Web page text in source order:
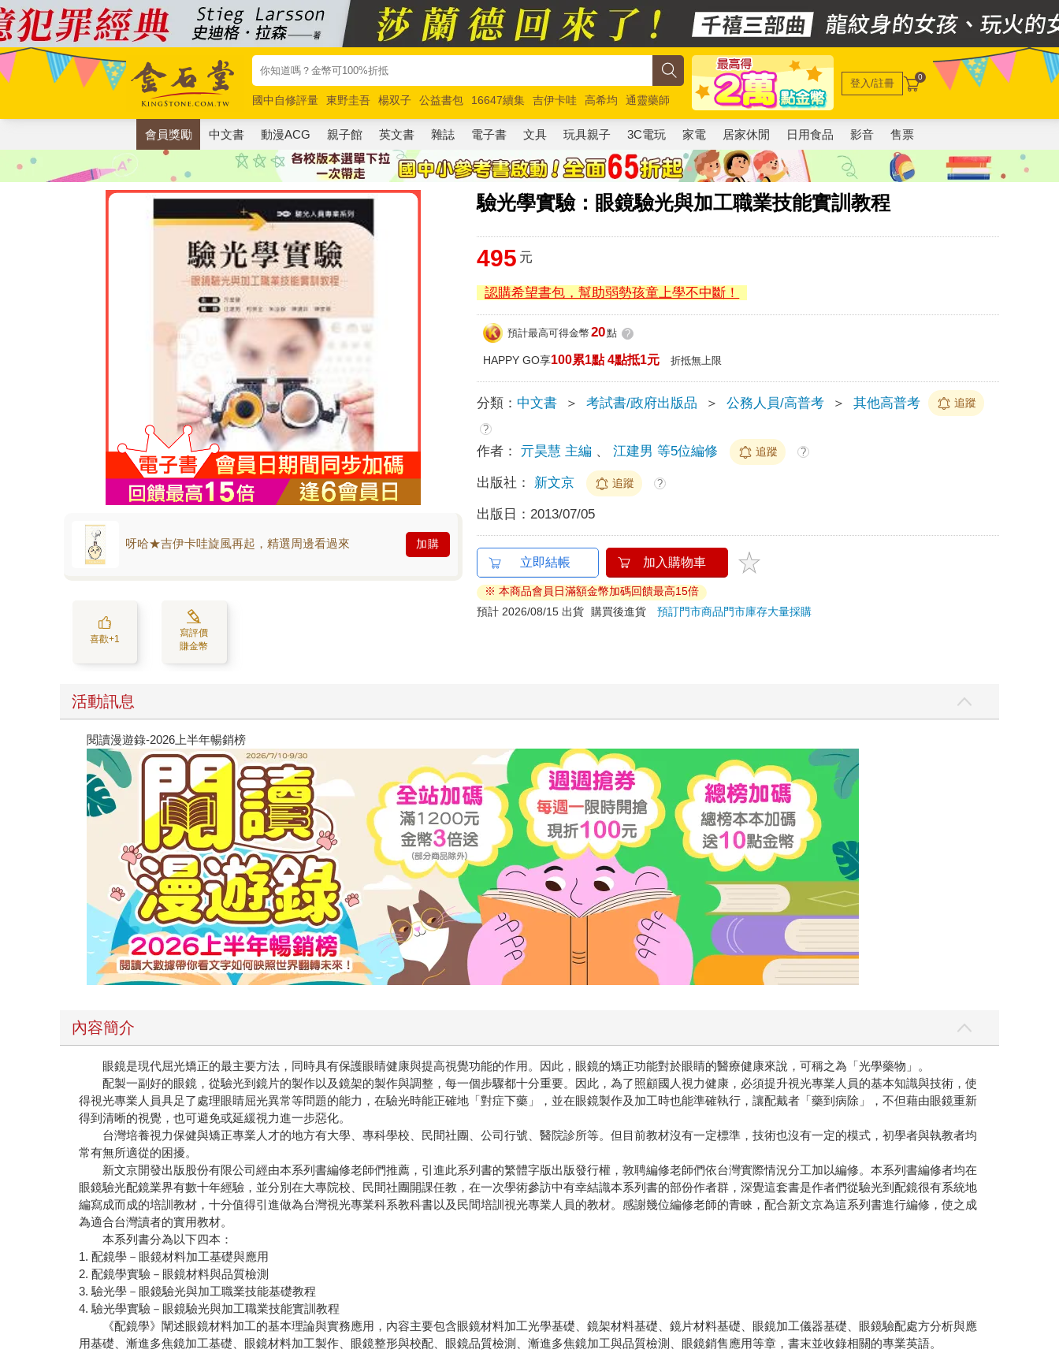
國中自修評量 東野圭吾 楊双子 公益書包 16647續集 吉伊卡哇 高希均
通靈藥師
唯紅花綻放
奧德賽 路邊攤新作 馬斯克 玩具總動員5 超慢跑
登入/註冊 0
會員獎勵 中文書 動漫ACG 親子館 英文書 雜誌 電子書 文具 玩具親子 3C電玩 家電 居家休閒 日用食品 影音 售票
驗光學實驗：眼鏡驗光與加工職業技能實訓教程
呀哈★吉伊卡哇旋風再起，精選周邊看過來 加購
喜歡+1
寫評價
賺金幣
495 元
認購希望書包，幫助弱勢孩童上學不中斷！
預計最高可得金幣 20點 ?
HAPPY GO享100累1點 4點抵1元 折抵無上限
分類： 中文書 ＞ 考試書/政府出版品 ＞ 公務人員/高普考 ＞ 其他高普考 追蹤
?
作者： 亓昊慧 主編 、江建男 等5位編修 追蹤 ?
出版社： 新文京 追蹤 ?
出版日： 2013/07/05
立即結帳 加入購物車
※ 本商品會員日滿額金幣加碼回饋最高15倍
預計 2026/08/15 出貨
購買後進貨預訂門市商品門市庫存大量採購
活動訊息
閱讀漫遊錄-2026上半年暢銷榜
內容簡介
眼鏡是現代屈光矯正的最主要方法，同時具有保護眼睛健康與提高視覺功能的作用。因此，眼鏡的矯正功能對於眼睛的醫療健康來說，可稱之為「光學藥物」。
配製一副好的眼鏡，從驗光到鏡片的製作以及鏡架的製作與調整，每一個步驟都十分重要。因此，為了照顧國人視力健康，必須提升視光專業人員的基本知識與技術，使
得視光專業人員具足了處理眼睛屈光異常等問題的能力，在驗光時能正確地「對症下藥」，並在眼鏡製作及加工時也能準確執行，讓配戴者「藥到病除」，不但藉由眼鏡重新
得到清晰的視覺，也可避免或延緩視力進一步惡化。
台灣培養視力保健與矯正專業人才的地方有大學、專科學校、民間社團、公司行號、醫院診所等。但目前教材沒有一定標準，技術也沒有一定的模式，初學者與執教者均
常有無所適從的困擾。
新文京開發出版股份有限公司經由本系列書編修老師們推薦，引進此系列書的繁體字版出版發行權，敦聘編修老師們依台灣實際情況分工加以編修。本系列書編修者均在
眼鏡驗光配鏡業界有數十年經驗，並分別在大專院校、民間社團開課任教，在一次學術參訪中有幸結識本系列書的部份作者群，深覺這套書是作者們從驗光到配鏡很有系統地
編寫成而成的培訓教材，十分值得引進做為台灣視光專業科系教科書以及民間培訓視光專業人員的教材。感謝幾位編修老師的青睞，配合新文京為這系列書進行編修，使之成
為適合台灣讀者的實用教材。
本系列書分為以下四本：
1. 配鏡學－眼鏡材料加工基礎與應用
2. 配鏡學實驗－眼鏡材料與品質檢測
3. 驗光學－眼鏡驗光與加工職業技能基礎教程
4. 驗光學實驗－眼鏡驗光與加工職業技能實訓教程
《配鏡學》闡述眼鏡材料加工的基本理論與實務應用，內容主要包含眼鏡材料加工光學基礎、鏡架材料基礎、鏡片材料基礎、眼鏡加工儀器基礎、眼鏡驗配處方分析與應
用基礎、漸進多焦鏡加工基礎、眼鏡材料加工製作、眼鏡整形與校配、眼鏡品質檢測、漸進多焦鏡加工與品質檢測、眼鏡銷售應用等章，書末並收錄相關的專業英語。